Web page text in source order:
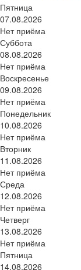
Пятница
07.08.2026
Нет приёма
Суббота
08.08.2026
Нет приёма
Воскресенье
09.08.2026
Нет приёма
Понедельник
10.08.2026
Нет приёма
Вторник
11.08.2026
Нет приёма
Среда
12.08.2026
Нет приёма
Четверг
13.08.2026
Нет приёма
Пятница
14.08.2026